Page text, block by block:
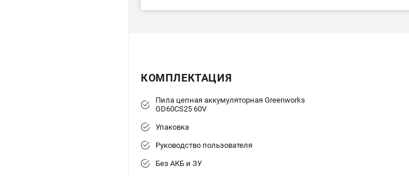
КОМПЛЕКТАЦИЯ
Пила цепная аккумуляторная Greenworks
GD60CS25 60V
Упаковка
Руководство пользователя
Без АКБ и ЗУ